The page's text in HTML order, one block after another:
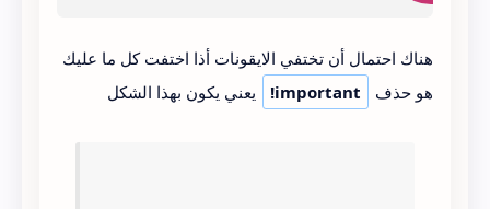
هناك احتمال أن تختفي الايقونات أذا اختفت كل ما عليك
هو حذف
!important يعني يكون بهذا الشكل